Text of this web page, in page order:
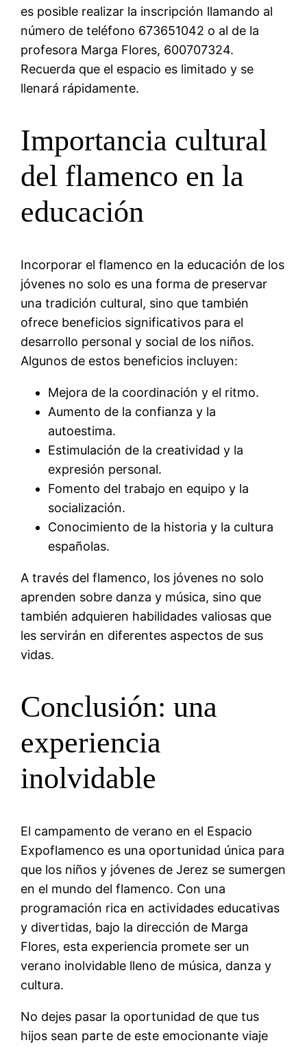
es posible realizar la inscripción llamando al
número de teléfono 673651042 o al de la
profesora Marga Flores, 600707324.
Recuerda que el espacio es limitado y se
llenará rápidamente.
Importancia cultural
del flamenco en la
educación
Incorporar el flamenco en la educación de los
jóvenes no solo es una forma de preservar
una tradición cultural, sino que también
ofrece beneficios significativos para el
desarrollo personal y social de los niños.
Algunos de estos beneficios incluyen:
Mejora de la coordinación y el ritmo.
Aumento de la confianza y la
autoestima.
Estimulación de la creatividad y la
expresión personal.
Fomento del trabajo en equipo y la
socialización.
Conocimiento de la historia y la cultura
españolas.
A través del flamenco, los jóvenes no solo
aprenden sobre danza y música, sino que
también adquieren habilidades valiosas que
les servirán en diferentes aspectos de sus
vidas.
Conclusión: una
experiencia
inolvidable
El campamento de verano en el Espacio
Expoflamenco es una oportunidad única para
que los niños y jóvenes de Jerez se sumergen
en el mundo del flamenco. Con una
programación rica en actividades educativas
y divertidas, bajo la dirección de Marga
Flores, esta experiencia promete ser un
verano inolvidable lleno de música, danza y
cultura.
No dejes pasar la oportunidad de que tus
hijos sean parte de este emocionante viaje